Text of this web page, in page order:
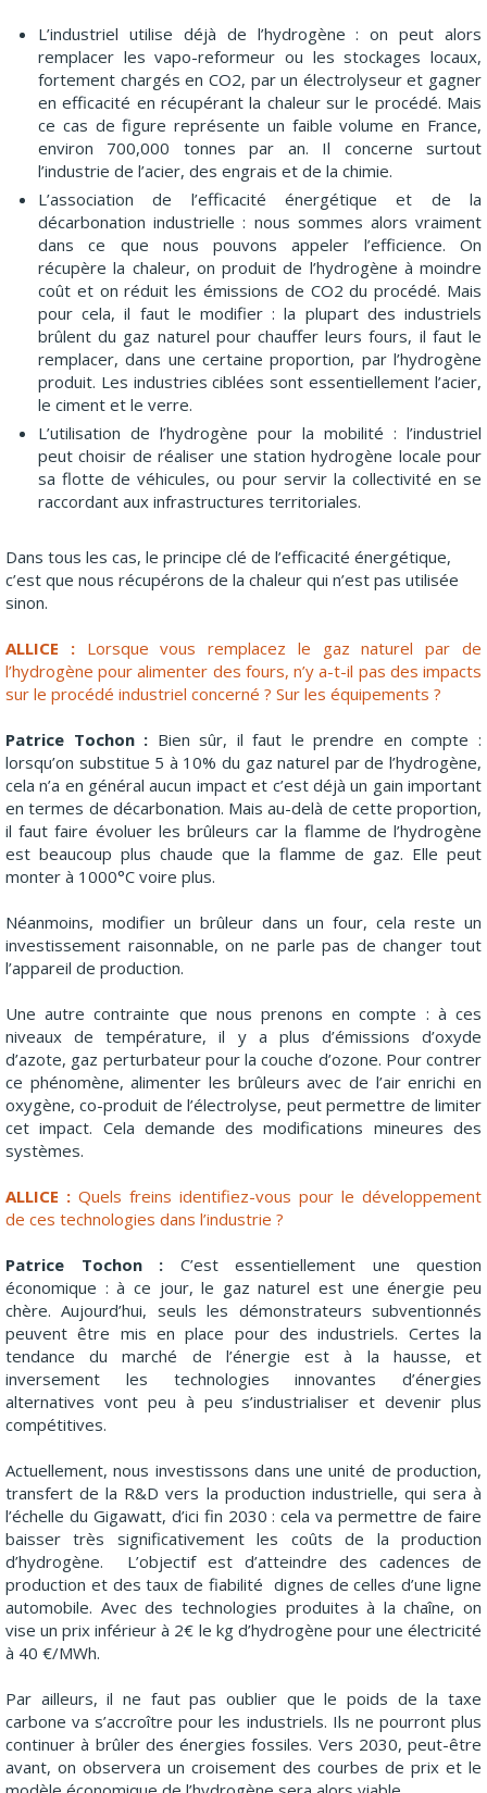
L’industriel utilise déjà de l’hydrogène : on peut alors
remplacer les vapo-reformeur ou les stockages locaux,
fortement chargés en CO2, par un électrolyseur et gagner
en efficacité en récupérant la chaleur sur le procédé. Mais
ce cas de figure représente un faible volume en France,
environ 700,000 tonnes par an. Il concerne surtout
l’industrie de l’acier, des engrais et de la chimie.
L’association de l’efficacité énergétique et de la
décarbonation industrielle : nous sommes alors vraiment
dans ce que nous pouvons appeler l’efficience. On
récupère la chaleur, on produit de l’hydrogène à moindre
coût et on réduit les émissions de CO2 du procédé. Mais
pour cela, il faut le modifier : la plupart des industriels
brûlent du gaz naturel pour chauffer leurs fours, il faut le
remplacer, dans une certaine proportion, par l’hydrogène
produit. Les industries ciblées sont essentiellement l’acier,
le ciment et le verre.
L’utilisation de l’hydrogène pour la mobilité : l’industriel
peut choisir de réaliser une station hydrogène locale pour
sa flotte de véhicules, ou pour servir la collectivité en se
raccordant aux infrastructures territoriales.
Dans tous les cas, le principe clé de l’efficacité énergétique,
c’est que nous récupérons de la chaleur qui n’est pas utilisée
sinon.
ALLICE :Lorsque vous remplacez le gaz naturel par de
l’hydrogène pour alimenter des fours, n’y a-t-il pas des impacts
sur le procédé industriel concerné ? Sur les équipements ?
Patrice Tochon : Bien sûr, il faut le prendre en compte :
lorsqu’on substitue 5 à 10% du gaz naturel par de l’hydrogène,
cela n’a en général aucun impact et c’est déjà un gain important
en termes de décarbonation. Mais au-delà de cette proportion,
il faut faire évoluer les brûleurs car la flamme de l’hydrogène
est beaucoup plus chaude que la flamme de gaz. Elle peut
monter à 1000°C voire plus.
Néanmoins, modifier un brûleur dans un four, cela reste un
investissement raisonnable, on ne parle pas de changer tout
l’appareil de production.
Une autre contrainte que nous prenons en compte : à ces
niveaux de température, il y a plus d’émissions d’oxyde
d’azote, gaz perturbateur pour la couche d’ozone. Pour contrer
ce phénomène, alimenter les brûleurs avec de l’air enrichi en
oxygène, co-produit de l’électrolyse, peut permettre de limiter
cet impact. Cela demande des modifications mineures des
systèmes.
ALLICE : Quels freins identifiez-vous pour le développement
de ces technologies dans l’industrie ?
Patrice Tochon : C’est essentiellement une question
économique : à ce jour, le gaz naturel est une énergie peu
chère. Aujourd’hui, seuls les démonstrateurs subventionnés
peuvent être mis en place pour des industriels. Certes la
tendance du marché de l’énergie est à la hausse, et
inversement les technologies innovantes d’énergies
alternatives vont peu à peu s’industrialiser et devenir plus
compétitives.
Actuellement, nous investissons dans une unité de production,
transfert de la R&D vers la production industrielle, qui sera à
l’échelle du Gigawatt, d’ici fin 2030 : cela va permettre de faire
baisser très significativement les coûts de la production
d’hydrogène. L’objectif est d’atteindre des cadences de
production et des taux de fiabilité dignes de celles d’une ligne
automobile. Avec des technologies produites à la chaîne, on
vise un prix inférieur à 2€ le kg d’hydrogène pour une électricité
à 40 €/MWh.
Par ailleurs, il ne faut pas oublier que le poids de la taxe
carbone va s’accroître pour les industriels. Ils ne pourront plus
continuer à brûler des énergies fossiles. Vers 2030, peut-être
avant, on observera un croisement des courbes de prix et le